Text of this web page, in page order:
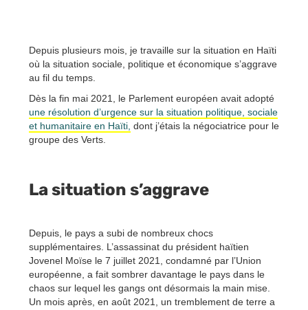
Depuis plusieurs mois, je travaille sur la situation en Haïti
où la situation sociale, politique et économique s’aggrave
au fil du temps.
Dès la fin mai 2021, le Parlement européen avait adopté
une résolution d’urgence sur la situation politique, sociale
et humanitaire en Haïti, dont j’étais la négociatrice pour le
groupe des Verts.
La situation s’aggrave
Depuis, le pays a subi de nombreux chocs
supplémentaires. L’assassinat du président haïtien
Jovenel Moïse le 7 juillet 2021, condamné par l’Union
européenne, a fait sombrer davantage le pays dans le
chaos sur lequel les gangs ont désormais la main mise.
Un mois après, en août 2021, un tremblement de terre a